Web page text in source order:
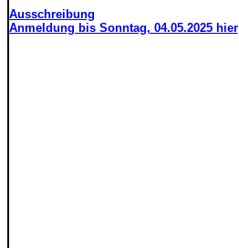
Ausschreibung
Anmeldung bis Sonntag, 04.05.2025 hier